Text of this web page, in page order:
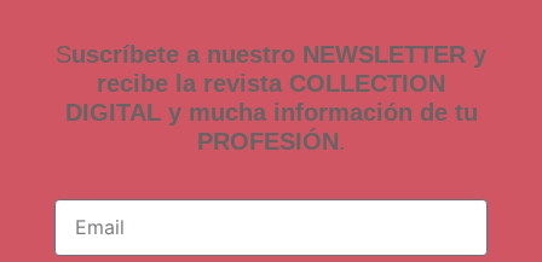
Suscríbete a nuestro NEWSLETTER y
recibe la revista COLLECTION
DIGITAL y mucha información de tu
PROFESIÓN.